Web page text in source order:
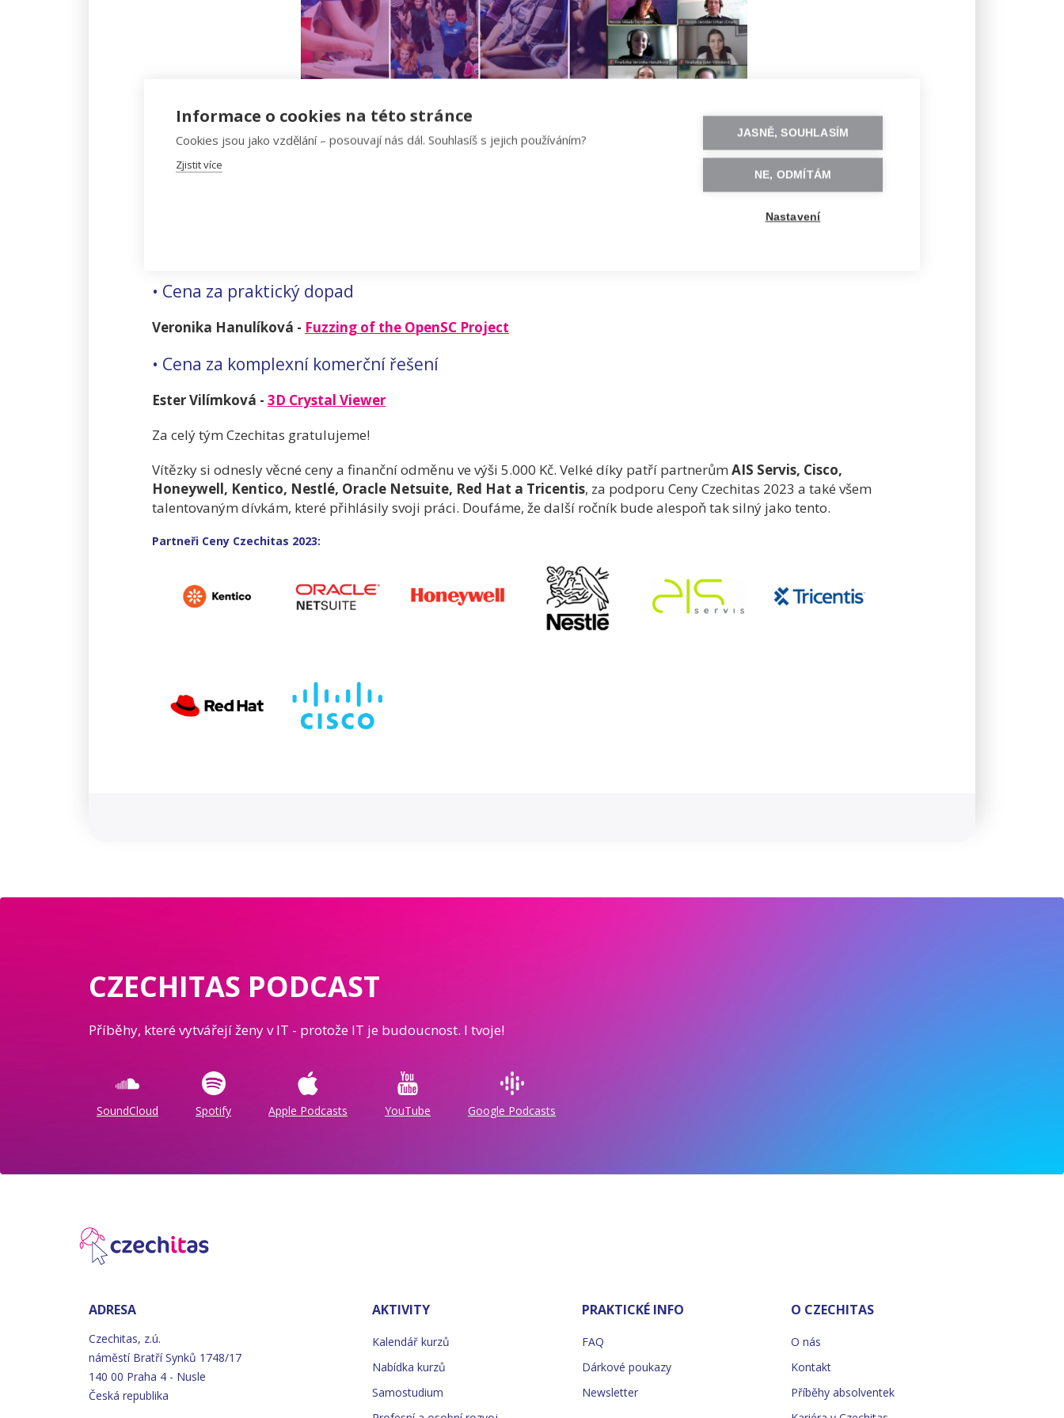
Porota to ani v letošním roce neměla vůbec jednoduché, všechny práce byly úžasné, ale výherkyně mohly být jen tři. :)
• Cena za praktický dopad
Veronika Hanulíková - Fuzzing of the OpenSC Project
• Cena za komplexní komerční řešení
Ester Vilímková - 3D Crystal Viewer
Za celý tým Czechitas gratulujeme!
Vítězky si odnesly věcné ceny a finanční odměnu ve výši 5.000 Kč. Velké díky patří partnerům AIS Servis, Cisco,
Honeywell, Kentico, Nestlé, Oracle Netsuite, Red Hat a Tricentis, za podporu Ceny Czechitas 2023 a také všem
talentovaným dívkám, které přihlásily svoji práci. Doufáme, že další ročník bude alespoň tak silný jako tento.
Partneři Ceny Czechitas 2023:
CZECHITAS PODCAST
Příběhy, které vytvářejí ženy v IT - protože IT je budoucnost. I tvoje!
SoundCloud Spotify Apple Podcasts YouTube Google Podcasts
ADRESA
Czechitas, z.ú.
náměstí Bratří Synků 1748/17
140 00 Praha 4 - Nusle
Česká republika
AKTIVITY
Kalendář kurzů
Nabídka kurzů
Samostudium
PRAKTICKÉ INFO
FAQ
Dárkové poukazy
Newsletter
O CZECHITAS
O nás
Kontakt
Příběhy absolventek
Informace o cookies na této stránce
Cookies jsou jako vzdělání – posouvají nás dál. Souhlasíš s jejich používáním?
Zjistit více
JASNĚ, SOUHLASÍM
NE, ODMÍTÁM
Nastavení